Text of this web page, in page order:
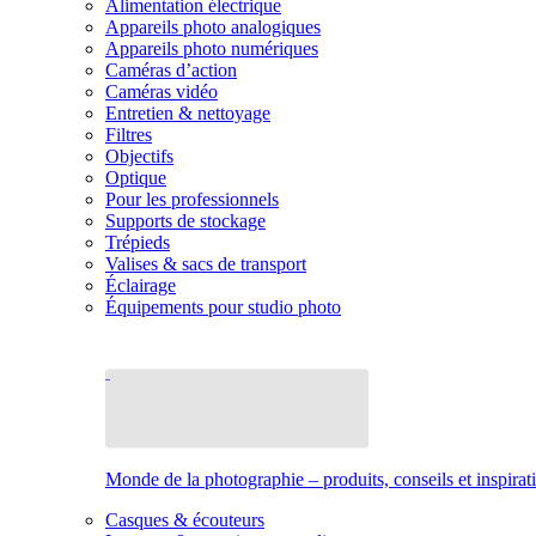
Alimentation électrique
Appareils photo analogiques
Appareils photo numériques
Caméras d’action
Caméras vidéo
Entretien & nettoyage
Filtres
Objectifs
Optique
Pour les professionnels
Supports de stockage
Trépieds
Valises & sacs de transport
Éclairage
Équipements pour studio photo
Monde de la photographie – produits, conseils et
Casques & écouteurs